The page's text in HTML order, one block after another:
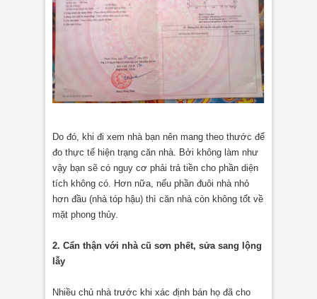
Do đó, khi đi xem nhà bạn nên mang theo thước để
đo thực tế hiện trạng căn nhà. Bởi không làm như
vậy bạn sẽ có nguy cơ phải trả tiền cho phần diện
tích không có. Hơn nữa, nếu phần đuôi nhà nhỏ
hơn đầu (nhà tóp hậu) thì căn nhà còn không tốt về
mặt phong thủy.
2. Cẩn thận với nhà cũ sơn phết, sửa sang lộng
lẫy
Nhiều chủ nhà trước khi xác định bán họ đã cho